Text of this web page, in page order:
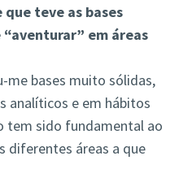
que teve as bases
“aventurar” em áreas
me bases muito sólidas,
analíticos e em hábitos
tem sido fundamental ao
diferentes áreas a que